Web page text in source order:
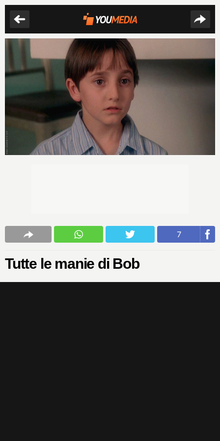
7
Tutte le manie di Bob